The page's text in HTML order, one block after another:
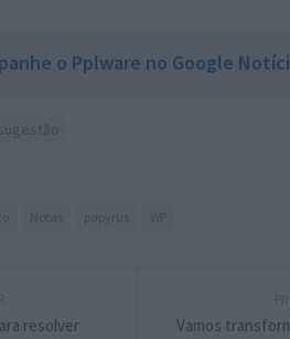
o Pplware no Google
Vamos
resolver